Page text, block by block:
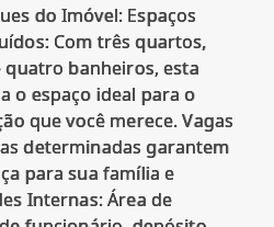
do Imóvel: Espaços
Com três quartos,
banheiros, esta
o espaço ideal para o
que você merece. Vagas
determinadas garantem
para sua família e
Internas: Área de